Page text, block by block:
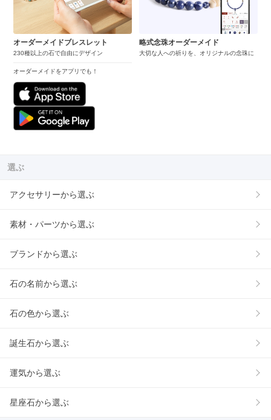
オーダーメイドブレスレット
230種以上の石で自由にデザイン
オーダーメイドをアプリでも！
略式念珠オーダーメイド
大切な人への祈りを、オリジナルの念珠に
選ぶ
アクセサリーから選ぶ
素材・パーツから選ぶ
ブランドから選ぶ
石の名前から選ぶ
石の色から選ぶ
誕生石から選ぶ
運気から選ぶ
星座石から選ぶ